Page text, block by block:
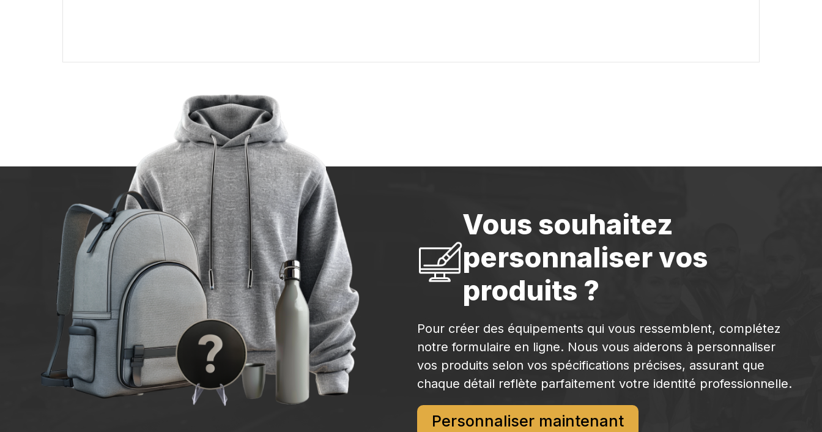
Vous souhaitez
personnaliser vos
produits ?
Pour créer des équipements qui vous ressemblent, complétez
notre formulaire en ligne. Nous vous aiderons à personnaliser
vos produits selon vos spécifications précises, assurant que
chaque détail reflète parfaitement votre identité professionnelle.
Personnaliser maintenant